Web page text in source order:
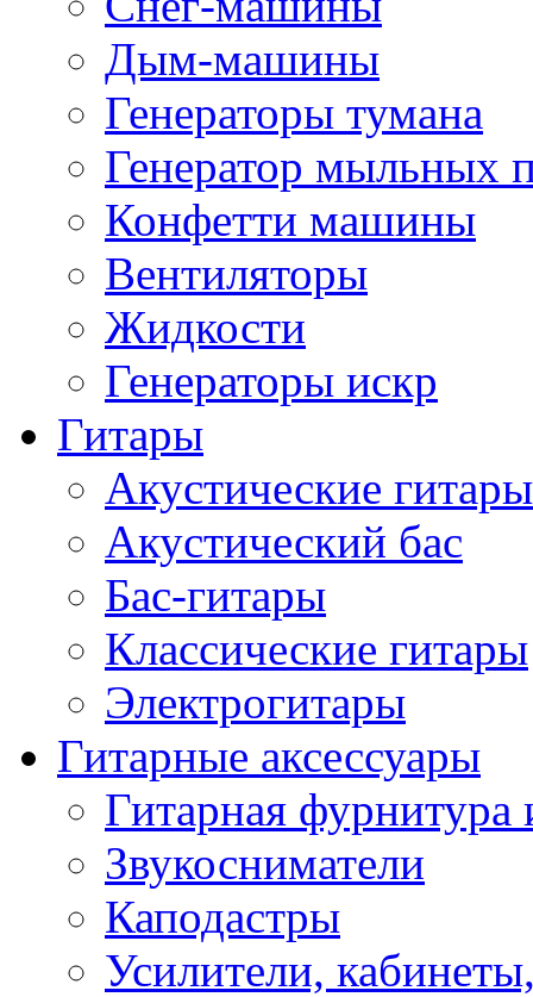
Дым-машины
Генераторы тумана
Генератор мыльных
Конфетти машины
Вентиляторы
Жидкости
Генераторы искр
Гитары
Акустические гитары
Акустический бас
Бас-гитары
Классические гитары
Электрогитары
Гитарные аксессуары
Гитарная фурнитура
Звукосниматели
Каподастры
Усилители,